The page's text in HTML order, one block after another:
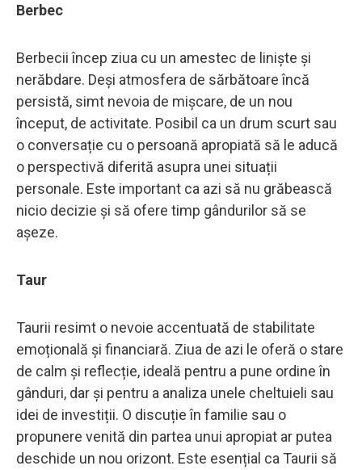
Berbec
Berbecii încep ziua cu un amestec de liniște și
nerăbdare. Deși atmosfera de sărbătoare încă
persistă, simt nevoia de mișcare, de un nou
început, de activitate. Posibil ca un drum scurt sau
o conversație cu o persoană apropiată să le aducă
o perspectivă diferită asupra unei situații
personale. Este important ca azi să nu grăbească
nicio decizie și să ofere timp gândurilor să se
așeze.
Taur
Taurii resimt o nevoie accentuată de stabilitate
emoțională și financiară. Ziua de azi le oferă o stare
de calm și reflecție, ideală pentru a pune ordine în
gânduri, dar și pentru a analiza unele cheltuieli sau
idei de investiții. O discuție în familie sau o
propunere venită din partea unui apropiat ar putea
deschide un nou orizont. Este esențial ca Taurii să